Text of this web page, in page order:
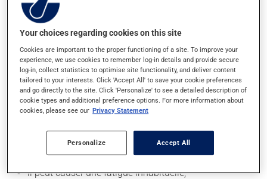
Effets indésirables
En plus de ses effets recherchés, ce produit peut à
l'occasion entraîner certains effets indésirables (effets
secondaires), notamment :
il peut causer de la constipation - pour la prévenir,
buvez beaucoup, prenez plus de fibres alimentaires;
il peut causer des étourdissements - levez-vous
lentement et soyez prudent avant de prendre le
volant;
il peut causer une fatigue inhabituelle;
Your choices regarding cookies on this site
Cookies are important to the proper functioning of a site. To improve your
experience, we use cookies to remember log-in details and provide secure
log-in, collect statistics to optimise site functionality, and deliver content
tailored to your interests. Click 'Accept All' to save your cookie preferences
and go directly to the site. Click 'Personalize' to see a detailed description of
cookie types and additional preference options. For more information about
cookies, please see our Privacy Statement
Personalize Accept All